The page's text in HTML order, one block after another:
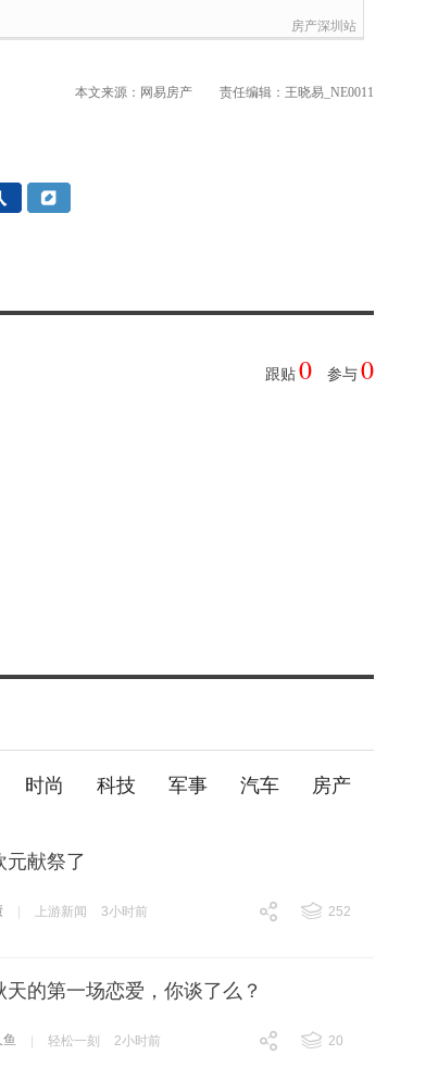
房产深圳站
本文来源：网易房产 责任编辑：王晓易_NE0011
跟贴 0 参与 0
时尚 科技 军事 汽车 房产
元献祭了
上游新闻 3小时前
252
的第一场恋爱，你谈了么？
轻松一刻 2小时前
20